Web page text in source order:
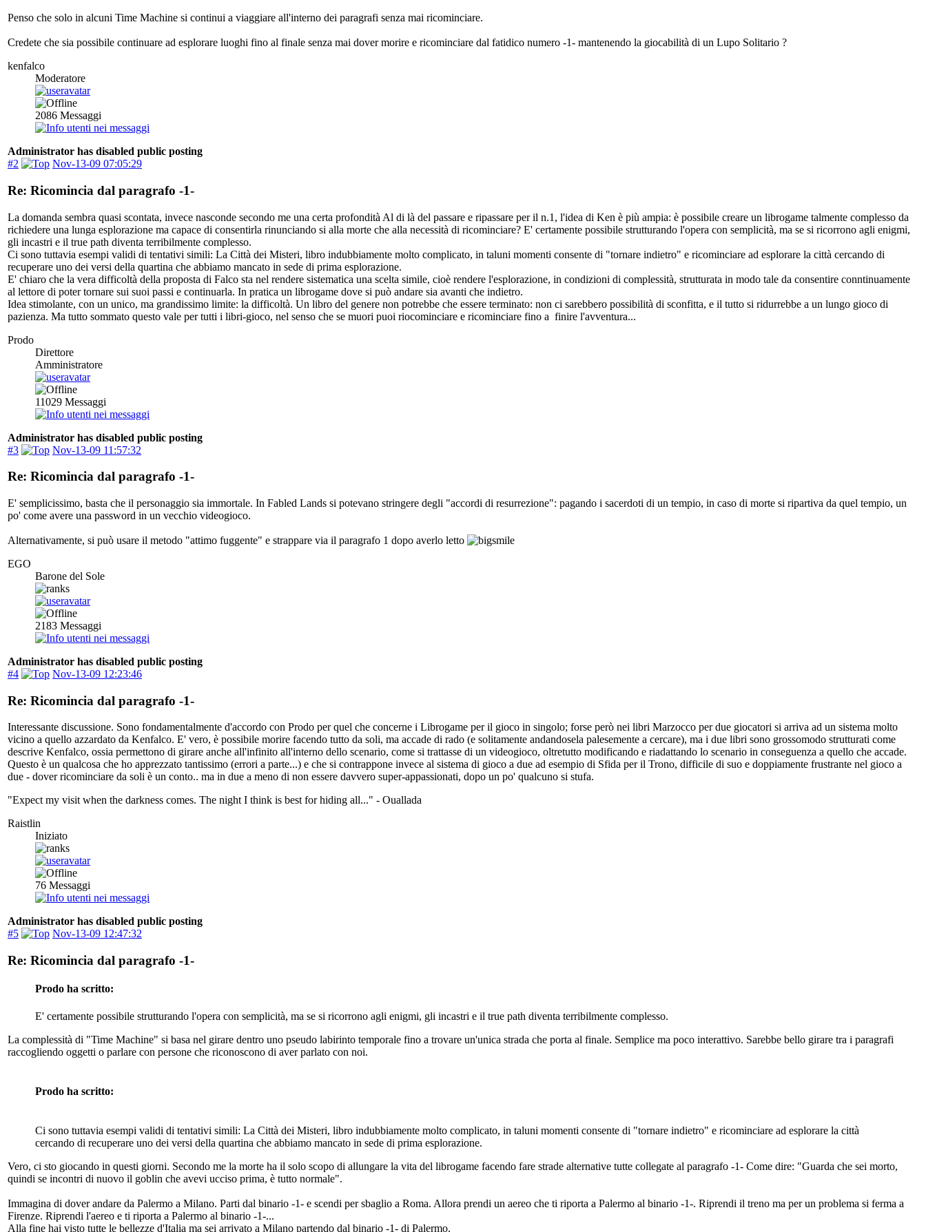
Penso che solo in alcuni Time Machine si continui a viaggiare all'interno dei paragrafi senza mai ricominciare.
Credete che sia possibile continuare ad esplorare luoghi fino al finale senza mai dover morire e ricominciare dal fatidico numero -1- mantenendo la giocabilità di un Lupo Solitario ?
kenfalco
Moderatore
2086 Messaggi
Administrator has disabled public posting
#2
Nov-13-09 07:05:29
Re: Ricomincia dal paragrafo -1-
La domanda sembra quasi scontata, invece nasconde secondo me una certa profondità Al di là del passare e ripassare per il n.1, l'idea di Ken è più ampia: è possibile creare un librogame talmente complesso da
richiedere una lunga esplorazione ma capace di consentirla rinunciando si alla morte che alla necessità di ricominciare? E' certamente possibile strutturando l'opera con semplicità, ma se si ricorrono agli enigmi,
gli incastri e il true path diventa terribilmente complesso.
Ci sono tuttavia esempi validi di tentativi simili: La Città dei Misteri, libro indubbiamente molto complicato, in taluni momenti consente di "tornare indietro" e ricominciare ad esplorare la città cercando di
recuperare uno dei versi della quartina che abbiamo mancato in sede di prima esplorazione.
E' chiaro che la vera difficoltà della proposta di Falco sta nel rendere sistematica una scelta simile, cioè rendere l'esplorazione, in condizioni di complessità, strutturata in modo tale da consentire conntinuamente
al lettore di poter tornare sui suoi passi e continuarla. In pratica un librogame dove si può andare sia avanti che indietro.
Idea stimolante, con un unico, ma grandissimo limite: la difficoltà. Un libro del genere non potrebbe che essere terminato: non ci sarebbero possibilità di sconfitta, e il tutto si ridurrebbe a un lungo gioco di
pazienza. Ma tutto sommato questo vale per tutti i libri-gioco, nel senso che se muori puoi riocominciare e ricominciare fino a finire l'avventura...
Prodo
Direttore
Amministratore
11029 Messaggi
Administrator has disabled public posting
#3
Nov-13-09 11:57:32
Re: Ricomincia dal paragrafo -1-
E' semplicissimo, basta che il personaggio sia immortale. In Fabled Lands si potevano stringere degli "accordi di resurrezione": pagando i sacerdoti di un tempio, in caso di morte si ripartiva da quel tempio, un
po' come avere una password in un vecchio videogioco.
Alternativamente, si può usare il metodo "attimo fuggente" e strappare via il paragrafo 1 dopo averlo letto
EGO
Barone del Sole
2183 Messaggi
Administrator has disabled public posting
#4
Nov-13-09 12:23:46
Re: Ricomincia dal paragrafo -1-
Interessante discussione. Sono fondamentalmente d'accordo con Prodo per quel che concerne i Librogame per il gioco in singolo; forse però nei libri Marzocco per due giocatori si arriva ad un sistema molto
vicino a quello azzardato da Kenfalco. E' vero, è possibile morire facendo tutto da soli, ma accade di rado (e solitamente andandosela palesemente a cercare), ma i due libri sono grossomodo strutturati come
descrive Kenfalco, ossia permettono di girare anche all'infinito all'interno dello scenario, come si trattasse di un videogioco, oltretutto modificando e riadattando lo scenario in conseguenza a quello che accade.
Questo è un qualcosa che ho apprezzato tantissimo (errori a parte...) e che si contrappone invece al sistema di gioco a due ad esempio di Sfida per il Trono, difficile di suo e doppiamente frustrante nel gioco a
due - dover ricominciare da soli è un conto.. ma in due a meno di non essere davvero super-appassionati, dopo un po' qualcuno si stufa.
"Expect my visit when the darkness comes. The night I think is best for hiding all..." - Ouallada
Raistlin
Iniziato
76 Messaggi
Administrator has disabled public posting
#5
Nov-13-09 12:47:32
Re: Ricomincia dal paragrafo -1-
Prodo ha scritto:
E' certamente possibile strutturando l'opera con semplicità, ma se si ricorrono agli enigmi, gli incastri e il true path diventa terribilmente complesso.
La complessità di "Time Machine" si basa nel girare dentro uno pseudo labirinto temporale fino a trovare un'unica strada che porta al finale. Semplice ma poco interattivo. Sarebbe bello girare tra i paragrafi
raccogliendo oggetti o parlare con persone che riconoscono di aver parlato con noi.
Prodo ha scritto:
Ci sono tuttavia esempi validi di tentativi simili: La Città dei Misteri, libro indubbiamente molto complicato, in taluni momenti consente di "tornare indietro" e ricominciare ad esplorare la città
cercando di recuperare uno dei versi della quartina che abbiamo mancato in sede di prima esplorazione.
Vero, ci sto giocando in questi giorni. Secondo me la morte ha il solo scopo di allungare la vita del librogame facendo fare strade alternative tutte collegate al paragrafo -1- Come dire: "Guarda che sei morto,
quindi se incontri di nuovo il goblin che avevi ucciso prima, è tutto normale".
Immagina di dover andare da Palermo a Milano. Parti dal binario -1- e scendi per sbaglio a Roma. Allora prendi un aereo che ti riporta a Palermo al binario -1-. Riprendi il treno ma per un problema si ferma a
Firenze. Riprendi l'aereo e ti riporta a Palermo al binario -1-...
Alla fine hai visto tutte le bellezze d'Italia ma sei arrivato a Milano partendo dal binario -1- di Palermo.